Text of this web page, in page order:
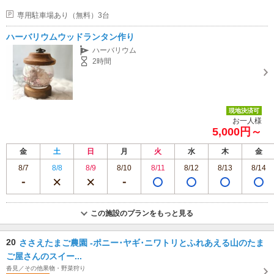
専用駐車場あり（無料）3台
ハーバリウムウッドランタン作り
ハーバリウム
2時間
現地決済可
お一人様
5,000円～
金 土 日 月 火 水 木
金
8/7
8/8 8/9 8/10 8/11 8/12 8/13 8/14
この施設のプランをもっと見る
20 ささえたまご農園 -ポニー･ヤギ･ニワトリとふれあえる山のたま
ご屋さんのスイー...
沓見／その他果物・野菜狩り